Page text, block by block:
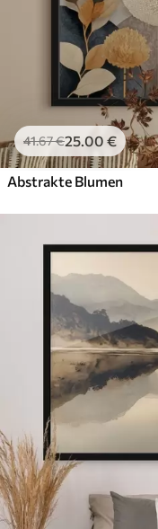
41.67€25.00 €
Abstrakte Blumen